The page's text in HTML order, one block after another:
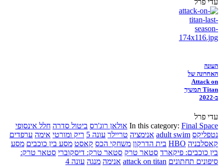
העונה
האחרונה של
Attack on
Titan תמשיך
ב-2022
עדי פרל
In this category: Final Space אולאן רוג'רס ביטול סדרה חלל אינסופי
נטפליקס adult swim אנימציה טריילר עונה 5 ריק ומורטי אימה ערפדים
קאסלבניה HBO בית הדרקון משחקי הכס קאסט מסע בין כוכבים מסע
בין כוכבים: פיקארד סטאר טרק סטאר טרק: דיסקוברי סטאר טרק:
סיפונים תחתונים attack on titan אנימה מנגה עונה 4